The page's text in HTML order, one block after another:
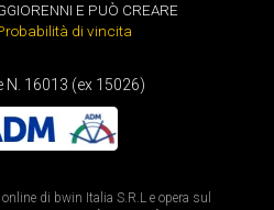
E PUÒ CREARE
di vincita
16013 (ex 15026)
di bwin Italia S.R.L e opera sul